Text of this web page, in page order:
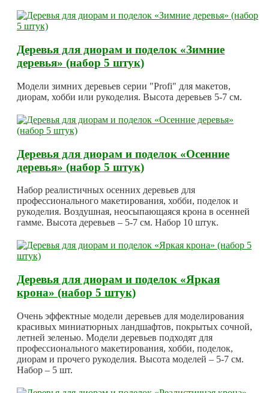
Деревья для диорам и поделок «Зимние
деревья» (набор 5 штук)
Модели зимних деревьев серии "Profi" для макетов,
диорам, хобби или рукоделия. Высота деревьев 5-7 см.
Деревья для диорам и поделок «Осенние
деревья» (набор 5 штук)
Набор реалистичных осенних деревьев для
профессионального макетирования, хобби, поделок и
рукоделия. Воздушная, неосыпающаяся крона в осенней
гамме. Высота деревьев – 5-7 см. Набор 10 штук.
Деревья для диорам и поделок «Яркая
крона» (набор 5 штук)
Очень эффектные модели деревьев для моделирования
красивых миниатюрных ландшафтов, покрытых сочной,
летней зеленью. Модели деревьев подходят для
профессионального макетирования, хобби, поделок,
диорам и прочего рукоделия. Высота моделей – 5-7 см.
Набор – 5 шт.